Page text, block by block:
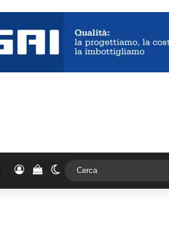
AccediVedi il carrello
Cambia aspetto